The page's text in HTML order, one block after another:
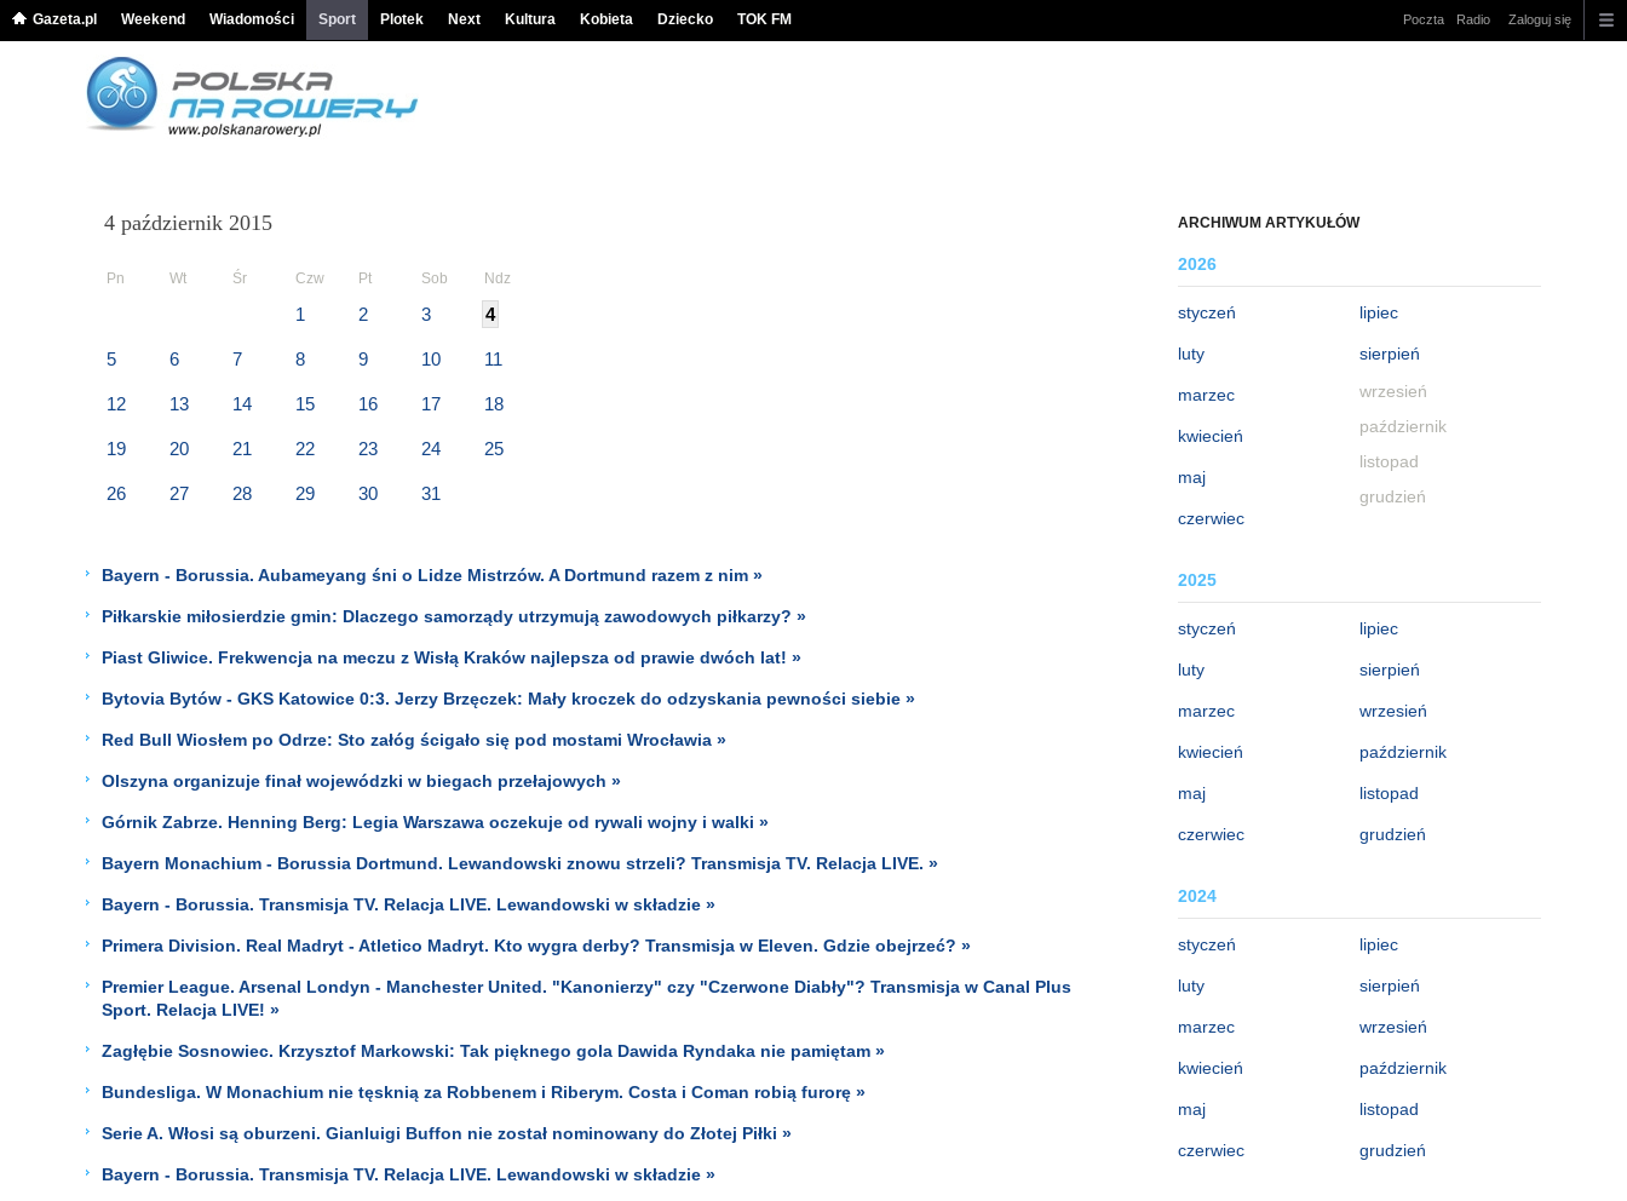
Gazeta.pl Weekend Wiadomości Sport Plotek Next Kultura Kobieta Dziecko TOK FM Poczta Radio Zaloguj się
ARCHIWUM ARTYKUŁÓW
2026
styczeń
luty
marzec
kwiecień
maj
czerwiec
lipiec
sierpień
wrzesień
październik
listopad
grudzień
2025
styczeń
luty
marzec
kwiecień
maj
czerwiec
lipiec
sierpień
wrzesień
październik
listopad
grudzień
2024
styczeń
luty
marzec
kwiecień
maj
czerwiec
lipiec
sierpień
wrzesień
październik
listopad
grudzień
4 październik 2015
Pn Wt Śr Czw Pt Sob Ndz
1 2 3 4
5 6 7 8 9 10 11
12 13 14 15 16 17 18
19 20 21 22 23 24 25
26 27 28 29 30 31
Bayern - Borussia. Aubameyang śni o Lidze Mistrzów. A Dortmund razem z nim »
Piłkarskie miłosierdzie gmin: Dlaczego samorządy utrzymują zawodowych piłkarzy? »
Piast Gliwice. Frekwencja na meczu z Wisłą Kraków najlepsza od prawie dwóch lat! »
Bytovia Bytów - GKS Katowice 0:3. Jerzy Brzęczek: Mały kroczek do odzyskania pewności siebie »
Red Bull Wiosłem po Odrze: Sto załóg ścigało się pod mostami Wrocławia »
Olszyna organizuje finał wojewódzki w biegach przełajowych »
Górnik Zabrze. Henning Berg: Legia Warszawa oczekuje od rywali wojny i walki »
Bayern Monachium - Borussia Dortmund. Lewandowski znowu strzeli? Transmisja TV. Relacja LIVE. »
Bayern - Borussia. Transmisja TV. Relacja LIVE. Lewandowski w składzie »
Primera Division. Real Madryt - Atletico Madryt. Kto wygra derby? Transmisja w Eleven. Gdzie obejrzeć? »
Premier League. Arsenal Londyn - Manchester United. "Kanonierzy" czy "Czerwone Diabły"? Transmisja w Canal Plus
Sport. Relacja LIVE! »
Zagłębie Sosnowiec. Krzysztof Markowski: Tak pięknego gola Dawida Ryndaka nie pamiętam »
Bundesliga. W Monachium nie tęsknią za Robbenem i Riberym. Costa i Coman robią furorę »
Serie A. Włosi są oburzeni. Gianluigi Buffon nie został nominowany do Złotej Piłki »
Bayern - Borussia. Transmisja TV. Relacja LIVE. Lewandowski w składzie »